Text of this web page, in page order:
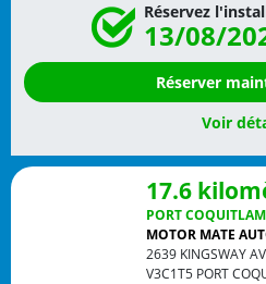
Réservez
13/08/
Réserver
Voir
17.6
PORT COQUITLAM
MOTOR MATE
2639 KINGSWAY
V3C1T5 PORT